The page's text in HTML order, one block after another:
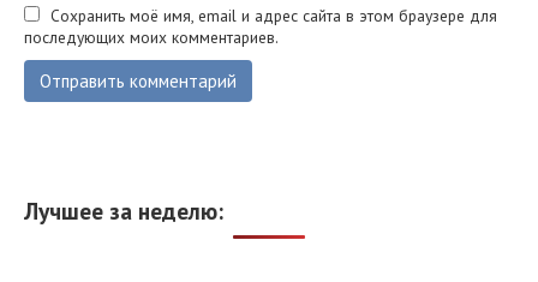
Сохранить моё имя, email и адрес сайта в этом браузере для
последующих моих комментариев.
Лучшее за неделю: